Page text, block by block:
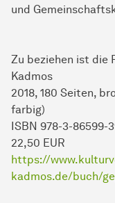
und
Zu beziehen ist die
Kadmos
2018, 180 Seiten,
farbig)
ISBN 978-3-86599-
22,50 EUR
https://
kadmos.de/buch/